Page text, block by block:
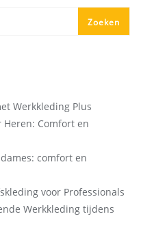
Zoeken
Werkkleding Plus
Comfort en
comfort en
voor Professionals
Werkkleding tijdens